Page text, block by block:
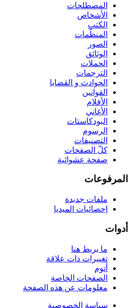
المصطلحات
الأشخاص
الكتب
المنظّمات
الصور
الوثائق
الحملات
الترجمات
الحوادث و القضايا
القوانين
الأفلام
الأغاني
البودكاستات
الرسوم
التصنيفات
كلّ الصفحات
صفحة عشوائية
المرفوعات
ملفات جديدة
إحصائيات الميديا
أدوات
ما يربط هنا
تغييرات ذات علاقة
أتوم
الصفحات الخاصة
معلومات عن هذه الصفحة
سياسة الخصوصية